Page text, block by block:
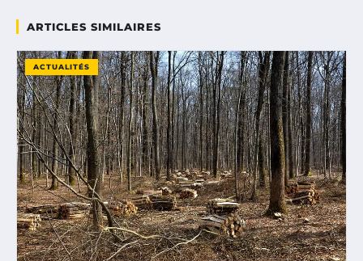
ARTICLES SIMILAIRES
ACTUALITÉS